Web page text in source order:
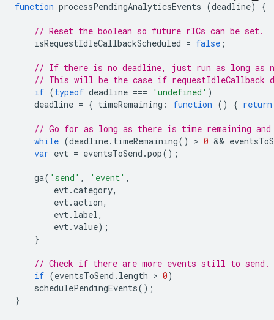
function processPendingAnalyticsEvents (deadline) {
// Reset the boolean so future rICs can be set.
isRequestIdleCallbackScheduled = false ;
// If there is no deadline, just run as long as
// This will be the case if requestIdleCallback
if (typeof deadline === 'undefined' )
deadline = { timeRemaining : function () { return
// Go for as long as there is time remaining
while (deadline. timeRemaining() > 0 &&
var evt = eventsToSend .pop();
ga( 'send' , 'event' ,
evt.category,
evt.action,
evt. label,
evt.value);
}
// Check if there are more events still to send.
if (eventsToSend . length > 0)
schedulePendingEvents();
}